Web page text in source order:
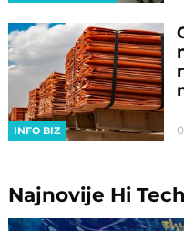
INFO BIZ 0
Najnovije Hi Tech